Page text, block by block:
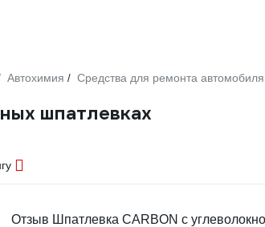
Автохимия / Средства для ремонта автомобиля
шпатлевках
Отзыв Шпатлевка CARBON с